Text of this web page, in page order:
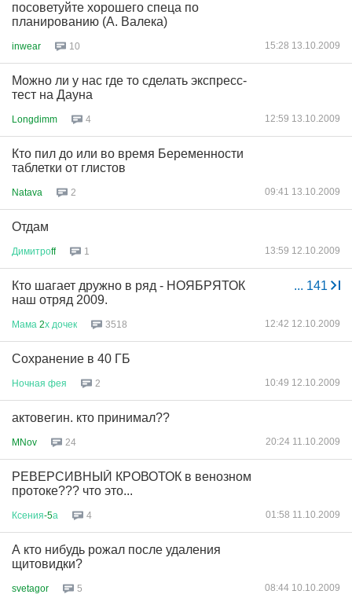
посоветуйте хорошего спеца по
планированию (А. Валека)
inwear 10 15:28 13.10.2009
Можно ли у нас где то сделать экспресс-
тест на Дауна
Longdimm 4 12:59 13.10.2009
Кто пил до или во время Беременности
таблетки от глистов
Natava 2 09:41 13.10.2009
Отдам
Димитроff 1 13:59 12.10.2009
... 141
Кто шагает дружно в ряд - НОЯБРЯТОК
наш отряд 2009.
Мама 2х дочек 3518 12:42 12.10.2009
Сохранение в 40 ГБ
Ночная фея 2 10:49 12.10.2009
актовегин. кто принимал??
MNov 24 20:24 11.10.2009
РЕВЕРСИВНЫЙ КРОВОТОК в венозном
протоке??? что это...
Ксения-5а 4 01:58 11.10.2009
А кто нибудь рожал после удаления
щитовидки?
svetagor 5 08:44 10.10.2009